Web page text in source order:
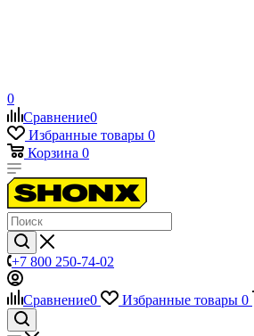
0
Сравнение0
Избранные товары 0
Корзина 0
+7 800 250-74-02
Сравнение0 Избранные товары 0